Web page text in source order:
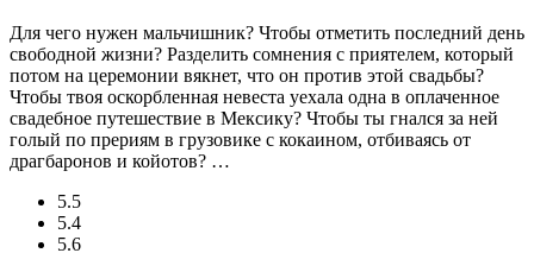
Для чего нужен мальчишник? Чтобы отметить последний день
свободной жизни? Разделить сомнения с приятелем, который
потом на церемонии вякнет, что он против этой свадьбы?
Чтобы твоя оскорбленная невеста уехала одна в оплаченное
свадебное путешествие в Мексику? Чтобы ты гнался за ней
голый по прериям в грузовике с кокаином, отбиваясь от
драгбаронов и койотов? …
5.5
5.4
5.6